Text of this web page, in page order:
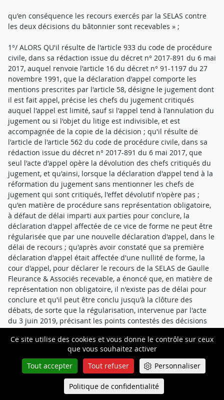
Ce site utilise des cookies et vous donne le contrôle sur ceux
que vous souhaitez activer
Tout accepter
Tout refuser Personnaliser
Politique de confidentialité
qu'en conséquence les recours exercés par la SELAS contre
les deux décisions du bâtonnier sont recevables » ;
1°/ ALORS QU'il résulte de l'article 933 du code de procédure
civile, dans sa rédaction issue du décret n° 2017-891 du 6 mai
2017, auquel renvoie l'article 16 du décret n° 91-1197 du 27
novembre 1991, que la déclaration d'appel comporte les
mentions prescrites par l'article 58, désigne le jugement dont
il est fait appel, précise les chefs du jugement critiqués
auquel l'appel est limité, sauf si l'appel tend à l'annulation du
jugement ou si l'objet du litige est indivisible, et est
accompagnée de la copie de la décision ; qu'il résulte de
l'article de l'article 562 du code de procédure civile, dans sa
rédaction issue du décret n° 2017-891 du 6 mai 2017, que
seul l'acte d'appel opère la dévolution des chefs critiqués du
jugement, et qu'ainsi, lorsque la déclaration d'appel tend à la
réformation du jugement sans mentionner les chefs de
jugement qui sont critiqués, l'effet dévolutif n'opère pas ;
qu'en matière de procédure sans représentation obligatoire,
à défaut de délai imparti aux parties pour conclure, la
déclaration d'appel affectée de ce vice de forme ne peut être
régularisée que par une nouvelle déclaration d'appel, dans le
délai de recours ; qu'après avoir constaté que sa première
déclaration d'appel était affectée d'une nullité de forme, la
cour d'appel, pour déclarer le recours de la SELAS de Gaulle
Fleurance & Associés recevable, a énoncé que, en matière de
représentation non obligatoire, il n'existe pas de délai pour
conclure et qu'il peut être conclu jusqu'à la clôture des
débats, de sorte que la régularisation, intervenue par l'acte
du 3 juin 2019, précisant les points contestés des décisions
du bâtonnier, est valable ; qu'en statuant ainsi, cependant
que la régularisation devait intervenir dans le délai de
recours, la cour d'appel a violé les articles 562 et 933, dans
leur rédaction issue du décret du 6 mai 2017, du code de
procédure civile, ensemble l'article 16 du décret du 27
Queue-Fair